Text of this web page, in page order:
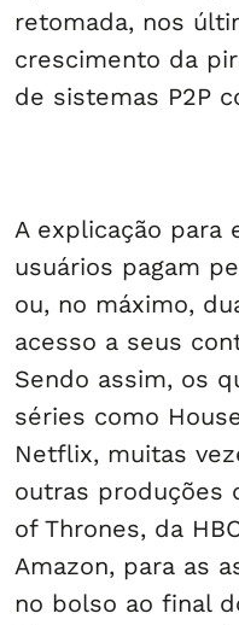
retomada, nos
crescimento da
de sistemas P2P
A explicação para
usuários pagam
ou, no máximo,
acesso a seus
Sendo assim, os
séries como
Netflix, muitas
outras produções
of Thrones, da
Amazon, para as
no bolso ao final